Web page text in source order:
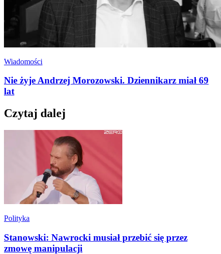
Wiadomości
Nie żyje Andrzej Morozowski. Dziennikarz miał 69
lat
Czytaj dalej
Polityka
Stanowski: Nawrocki musiał przebić się przez
zmowę manipulacji